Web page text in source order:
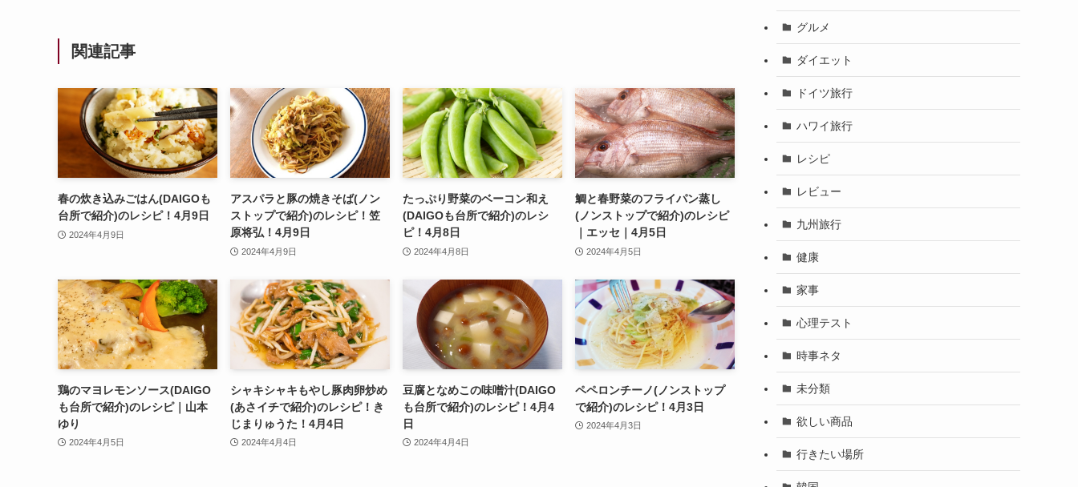
関連記事
春の炊き込みごはん(DAIGOも
台所で紹介)のレシピ！4月9日
2024年4月9日
アスパラと豚の焼きそば(ノン
ストップで紹介)のレシピ！笠
原将弘！4月9日
2024年4月9日
たっぷり野菜のベーコン和え
(DAIGOも台所で紹介)のレシ
ピ！4月8日
2024年4月8日
鯛と春野菜のフライパン蒸し
(ノンストップで紹介)のレシピ
｜エッセ｜4月5日
2024年4月5日
鶏のマヨレモンソース(DAIGO
も台所で紹介)のレシピ｜山本
ゆり
2024年4月5日
シャキシャキもやし豚肉卵炒め
(あさイチで紹介)のレシピ！き
じまりゅうた！4月4日
2024年4月4日
豆腐となめこの味噌汁(DAIGO
も台所で紹介)のレシピ！4月4
日
2024年4月4日
ペペロンチーノ(ノンストップ
で紹介)のレシピ！4月3日
2024年4月3日
グルメ
ダイエット
ドイツ旅行
ハワイ旅行
レシピ
レビュー
九州旅行
健康
家事
心理テスト
時事ネタ
未分類
欲しい商品
行きたい場所